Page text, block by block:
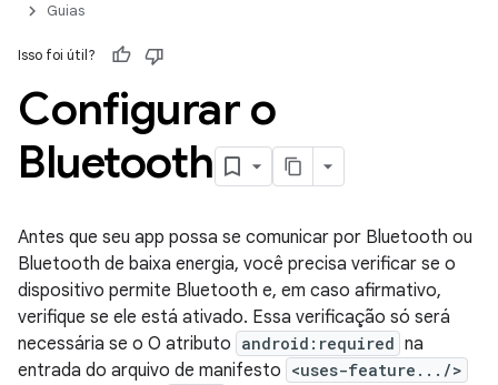
Guias
Isso foi útil?
Configurar o
Bluetooth
Antes que seu app possa se comunicar por Bluetooth ou
Bluetooth de baixa energia, você precisa verificar se o
dispositivo permite Bluetooth e, em caso afirmativo,
verifique se ele está ativado. Essa verificação só será
necessária se o O atributo android:required na
entrada do arquivo de manifesto <uses-feature.../>